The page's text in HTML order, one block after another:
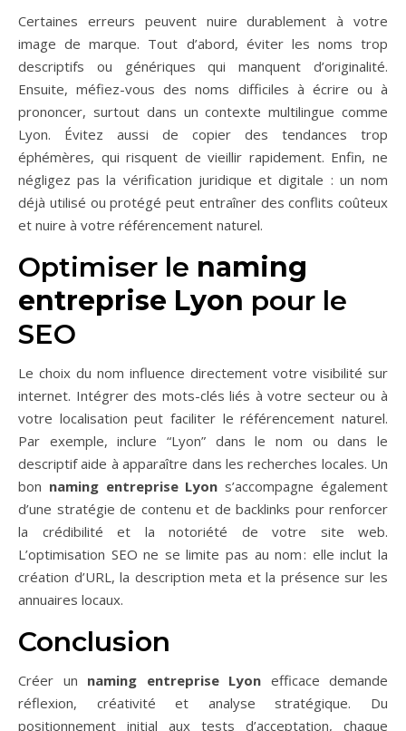
Certaines erreurs peuvent nuire durablement à votre
image de marque. Tout d’abord, éviter les noms trop
descriptifs ou génériques qui manquent d’originalité.
Ensuite, méfiez-vous des noms difficiles à écrire ou à
prononcer, surtout dans un contexte multilingue comme
Lyon. Évitez aussi de copier des tendances trop
éphémères, qui risquent de vieillir rapidement. Enfin, ne
négligez pas la vérification juridique et digitale : un nom
déjà utilisé ou protégé peut entraîner des conflits coûteux
et nuire à votre référencement naturel.
Optimiser le naming
entreprise Lyon pour le
SEO
Le choix du nom influence directement votre visibilité sur
internet. Intégrer des mots-clés liés à votre secteur ou à
votre localisation peut faciliter le référencement naturel.
Par exemple, inclure “Lyon” dans le nom ou dans le
descriptif aide à apparaître dans les recherches locales. Un
bon naming entreprise Lyon s’accompagne également
d’une stratégie de contenu et de backlinks pour renforcer
la crédibilité et la notoriété de votre site web.
L’optimisation SEO ne se limite pas au nom : elle inclut la
création d’URL, la description meta et la présence sur les
annuaires locaux.
Conclusion
Créer un naming entreprise Lyon efficace demande
réflexion, créativité et analyse stratégique. Du
positionnement initial aux tests d’acceptation, chaque